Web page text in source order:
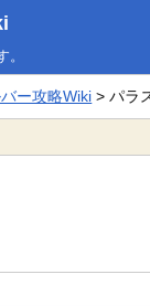
。
ー攻略Wiki > パラ